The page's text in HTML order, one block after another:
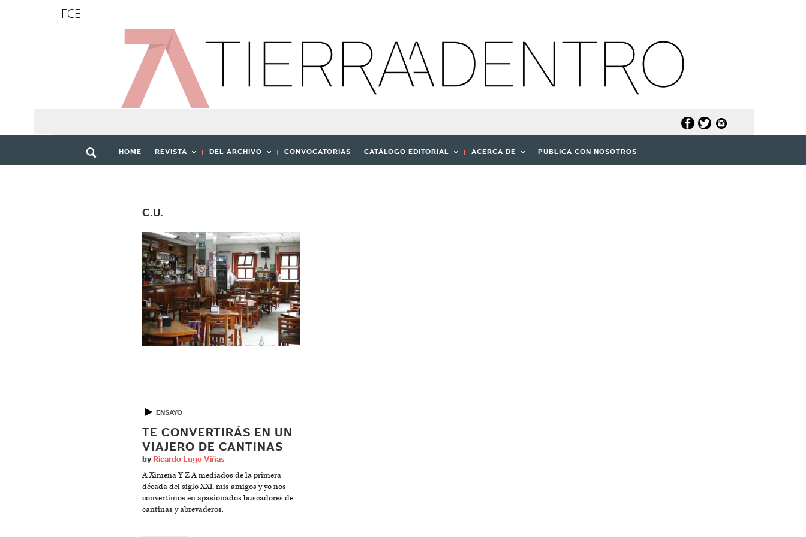
FCE
HOME REVISTA DEL ARCHIVO CONVOCATORIAS CATÁLOGO EDITORIAL ACERCA DE PUBLICA CON NOSOTROS
C.U.
▶ ENSAYO
TE CONVERTIRÁS EN UN
VIAJERO DE CANTINAS
by Ricardo Lugo Viñas
A Ximena Y Z A mediados de la primera
década del siglo XXI, mis amigos y yo nos
convertimos en apasionados buscadores de
cantinas y abrevaderos.